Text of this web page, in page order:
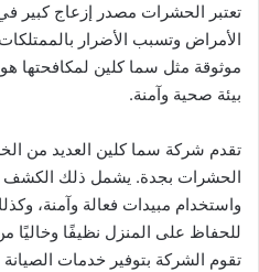
تعتبر الحشرات مصدر إزعاج كبير
الأمراض وتسبب الأضرار
موثوقة مثل سما كلين
بيئة صحية وآمنة.
تقدم شركة سما كلين العديد من
الحشرات بجدة. يشمل ذلك الكشف
واستخدام مبيدات فعالة وآمنة،
للحفاظ على المنزل نظيفًا وخاليًا
تقوم الشركة بتوفير خدمات